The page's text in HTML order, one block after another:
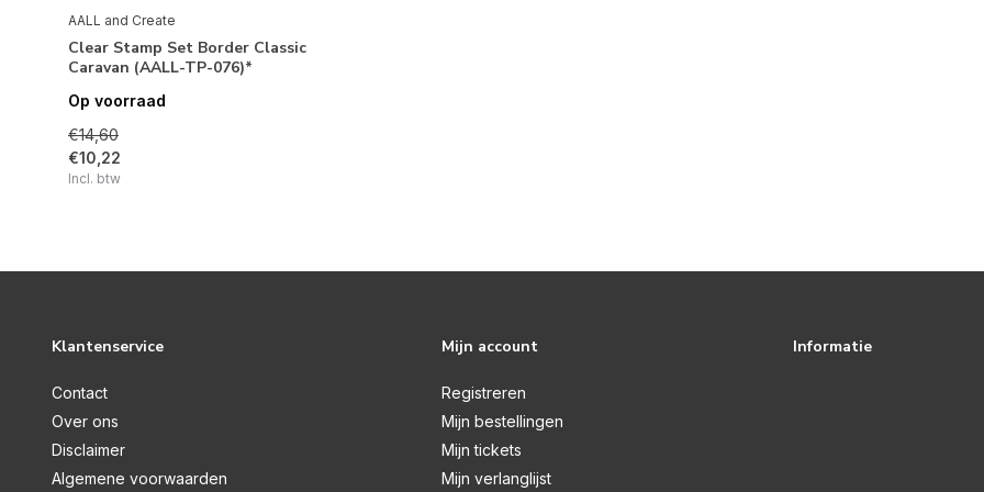
AALL and Create
Clear Stamp Set Border Classic
Caravan (AALL-TP-076)*
Op voorraad
€14,60
€10,22
Incl. btw
Klantenservice
Contact
Over ons
Disclaimer
Algemene voorwaarden
Mijn account
Registreren
Mijn bestellingen
Mijn tickets
Mijn verlanglijst
Informatie